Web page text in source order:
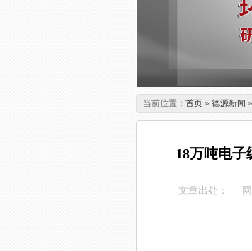
当前位置： 首页 » 德源新闻 »
18万吨电
文章出处：